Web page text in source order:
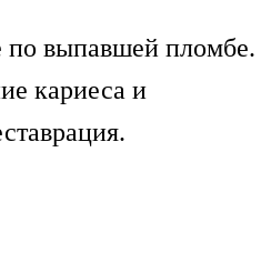
выпавшей пломбе.
кариеса и